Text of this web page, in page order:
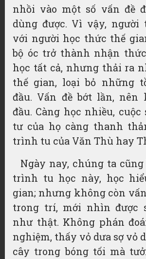
nhồi vào một số vấn đề
dùng được. Vì vậy, người
với người học thức thế
bộ óc trở thành nhận
học tất cả, nhưng thải ra
thế gian, loại bỏ những
đầu. Vấn đề bớt lần, nên
đầu. Càng học nhiều,
tư của họ càng thanh
trình tu của Văn Thù hay
Ngày nay, chúng ta
trình tu học này, học
gian; nhưng không còn
trong trí, mới nhìn được
như thật. Không phán
nghiệm, thấy vỏ dưa sợ vỏ
cây trong bóng tối mà